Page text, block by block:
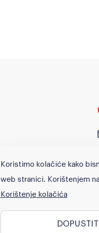
Koristimo kolačiće kako
web stranici. Korištenjem
Korištenje kolačića